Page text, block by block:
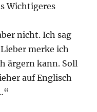
Wichtigeres
nicht. Ich sag
merke ich
ärgern kann. Soll
auf Englisch